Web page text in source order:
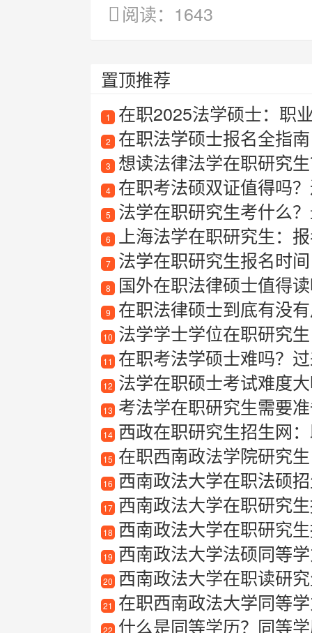
阅读：1643
置顶推荐
1 在职2025法学硕士：职
2 在职法学硕士报名全指
3 想读法律法学在职研究
4 在职考法硕双证值得吗？过
5 法学在职研究生考什么
6 上海法学在职研究生：报
7 法学在职研究生报名时间
8 国外在职法律硕士值得读吗？
9 在职法律硕士到底有没
10 法学学士学位在职研究生
11 在职考法学硕士难吗？
12 法学在职硕士考试难度
13 考法学在职研究生需要
14 西政在职研究生招生网
15 在职西南政法学院研究生
16 西南政法大学在职法硕招生简章
17 西南政法大学在职研究生报考
18 西南政法大学在职研究生
19 西南政法大学法硕同等
20 西南政法大学在职读研
21 在职西南政法大学同等
22 什么是同等学历？同等